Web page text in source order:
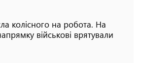
колісного на робота. На
військові врятували